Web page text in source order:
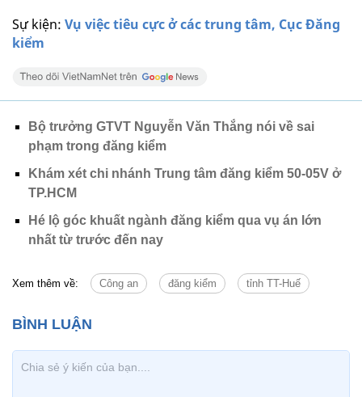
Sự kiện: Vụ việc tiêu cực ở các trung tâm, Cục Đăng
kiểm
Bộ trưởng GTVT Nguyễn Văn Thắng nói về sai
phạm trong đăng kiểm
Khám xét chi nhánh Trung tâm đăng kiểm 50-05V ở
TP.HCM
Hé lộ góc khuất ngành đăng kiểm qua vụ án lớn
nhất từ trước đến nay
Xem thêm về: Công an đăng kiểm tỉnh TT-Huế